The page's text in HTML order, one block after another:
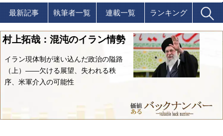
最新記事 執筆者一覧 連載一覧 ランキング
村上拓哉：混沌のイラン情勢
イラン現体制が迷い込んだ政治の隘路
（上）――欠ける展望、失われる秩
序、米軍介入の可能性